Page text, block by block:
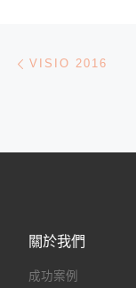
文章導航
VISIO 2016
關於我們
成功案例